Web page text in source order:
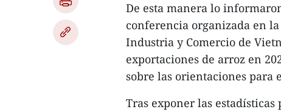
De esta manera lo
conferencia organizada en
Industria y Comercio de
exportaciones de arroz en
sobre las orientaciones para
Tras exponer las